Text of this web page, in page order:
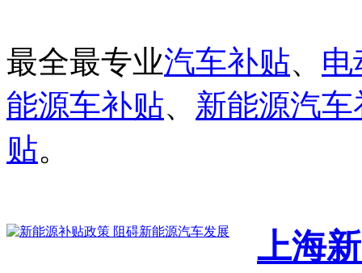
最全最专业汽车补贴、 电
能源车补贴、 新能源汽车
贴。
上海